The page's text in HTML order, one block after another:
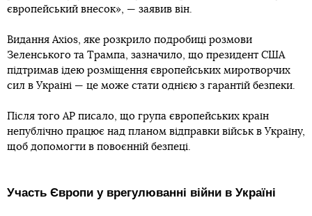
європейський внесок», — заявив він.
Видання Axios, яке розкрило подробиці розмови
Зеленського та Трампа, зазначило, що президент США
підтримав ідею розміщення європейських миротворчих
сил в Україні — це може стати однією з гарантій безпеки.
Після того AP писало, що група європейських країн
непублічно працює над планом відправки військ в Україну,
щоб допомогти в повоєнній безпеці.
Участь Європи у врегулюванні війни в Україні